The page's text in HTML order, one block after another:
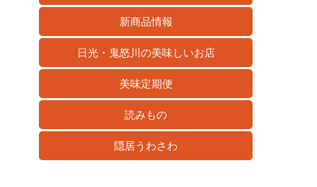
新商品情報
日光・鬼怒川の美味しいお店
美味定期便
読みもの
隠居うわさわ